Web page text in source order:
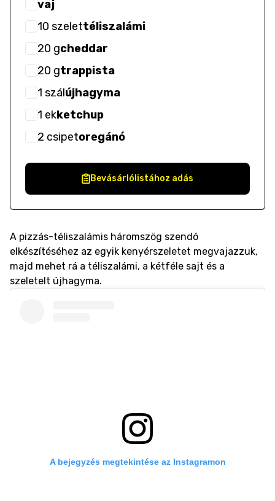
vaj
10 szelettéliszalámi
20 gcheddar
20 gtrappista
1 szálújhagyma
1 ekketchup
2 csipetoregánó
Bevásárlólistához adás
A pizzás-téliszalámis háromszög szendó
elkészítéséhez az egyik kenyérszeletet megvajazzuk,
majd mehet rá a téliszalámi, a kétféle sajt és a
szeletelt újhagyma.
A bejegyzés megtekintése az Instagramon